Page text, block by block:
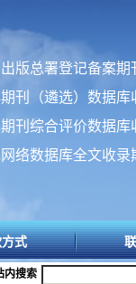
版总署登记备案期
刊（遴选）数据库
刊综合评价数据库
络数据库全文收录
式
内搜索